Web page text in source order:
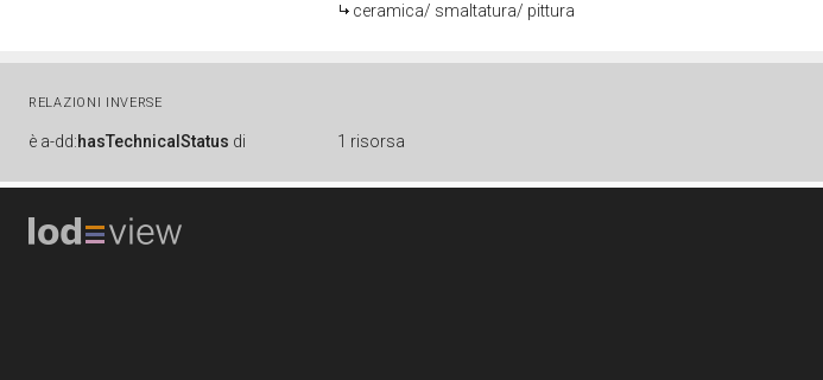
ceramica/ smaltatura/ pittura
RELAZIONI INVERSE
è a-dd:hasTechnicalStatus di 1 risorsa